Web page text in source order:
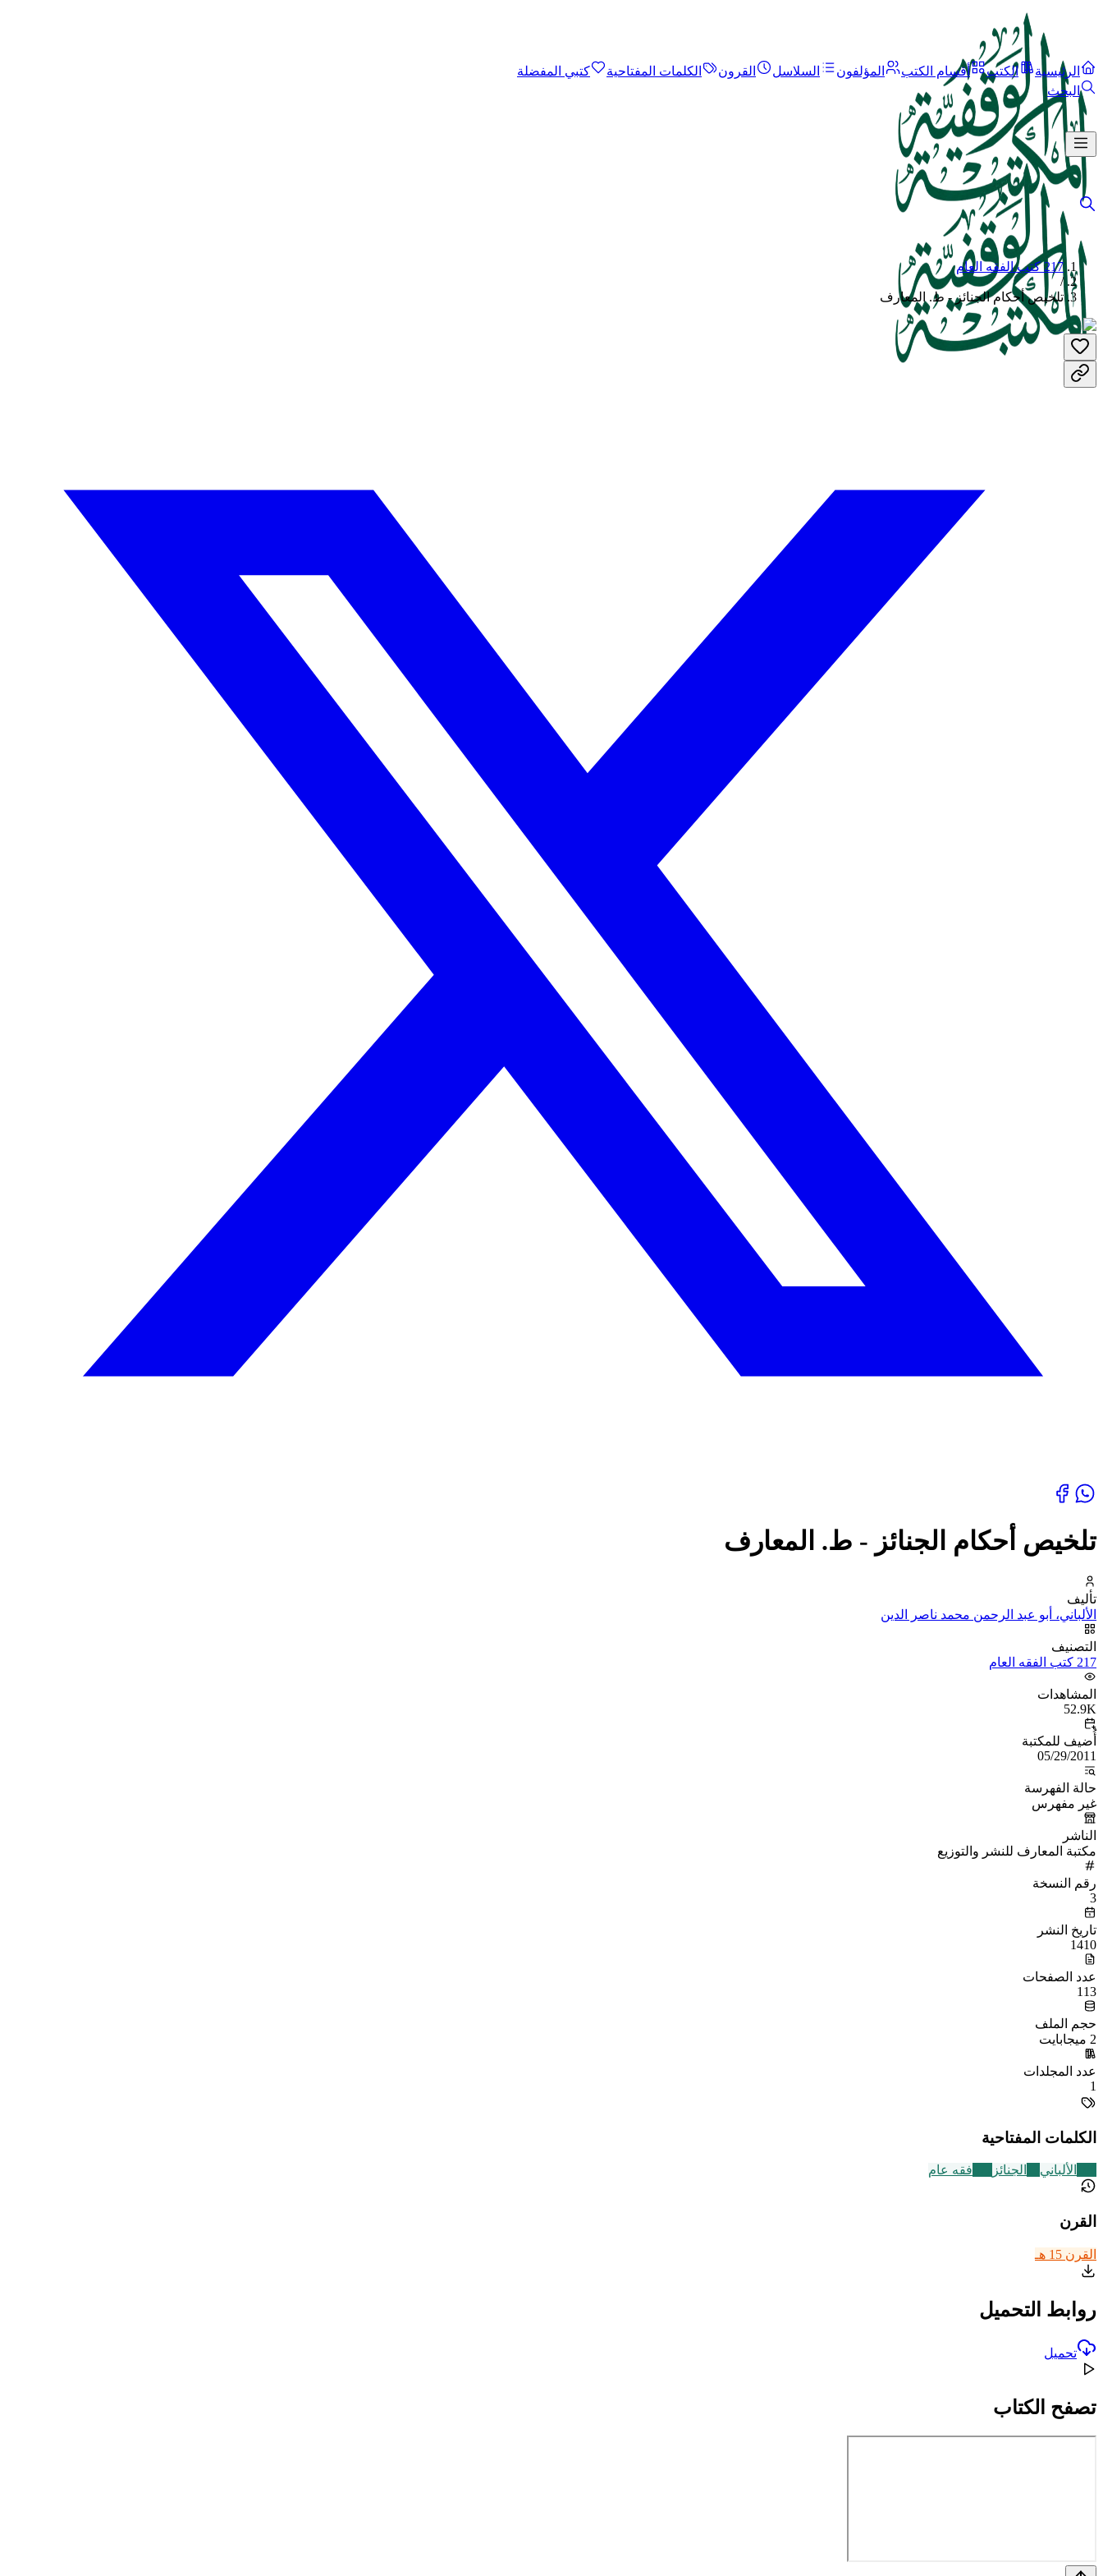
الرئيسية الكتب أقسام الكتب المؤلفون السلاسل القرون الكلمات المفتاحية
كتبي المفضلة
البحث
217 كتب الفقه العام
/
تلخيص أحكام الجنائز - ط. المعارف
تلخيص أحكام الجنائز - ط. المعارف
تأليف
الألباني، أبو عبد الرحمن محمد ناصر الدين
التصنيف
217 كتب الفقه العام
المشاهدات
52.9K
أُضيف للمكتبة
05/29/2011
حالة الفهرسة
غير مفهرس
الناشر
مكتبة المعارف للنشر والتوزيع
رقم النسخة
3
تاريخ النشر
1410
عدد الصفحات
113
حجم الملف
2 ميجابايت
عدد المجلدات
1
الكلمات المفتاحية
الألباني الجنائز فقه عام
القرن
القرن 15 هـ
روابط التحميل
تحميل
تصفح الكتاب